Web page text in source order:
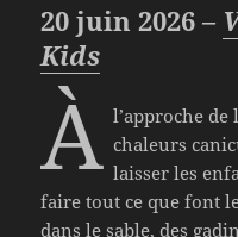
20 juin 2026 –
Kids
À l’approche de
chaleurs
laisser les
faire tout ce que font
dans le sable, des